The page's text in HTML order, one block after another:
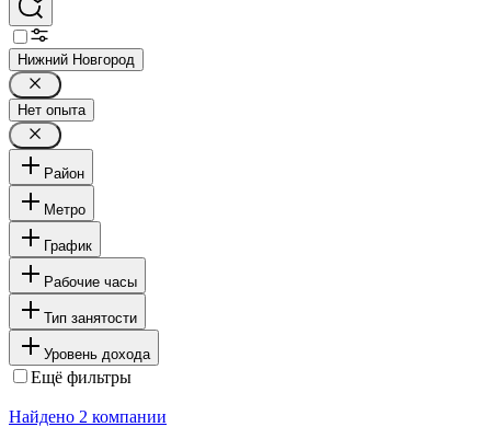
Нижний Новгород
Нет опыта
Район
Метро
График
Рабочие часы
Тип занятости
Уровень дохода
Ещё фильтры
Найдено 2 компании